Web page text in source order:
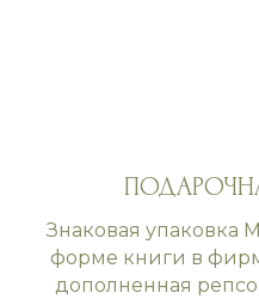
Знаковая упаковка
форме книги в
дополненная